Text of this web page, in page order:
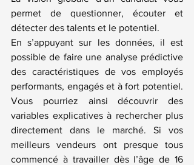
permet de questionner, écouter et
détecter des talents et le potentiel.
En s’appuyant sur les données, il est
possible de faire une analyse prédictive
des caractéristiques de vos employés
performants, engagés et à fort potentiel.
Vous pourriez ainsi découvrir des
variables explicatives à rechercher plus
directement dans le marché. Si vos
meilleurs vendeurs ont presque tous
commencé à travailler dès l’âge de 16